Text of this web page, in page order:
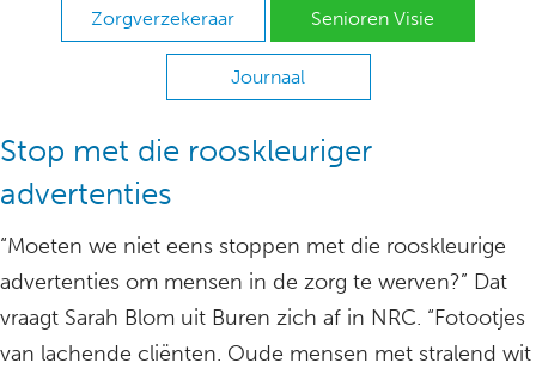
Zorgverzekeraar Senioren Visie
Journaal
Stop met die rooskleuriger
advertenties
“Moeten we niet eens stoppen met die rooskleurige
advertenties om mensen in de zorg te werven?” Dat
vraagt Sarah Blom uit Buren zich af in NRC. “Fotootjes
van lachende cliënten. Oude mensen met stralend wit